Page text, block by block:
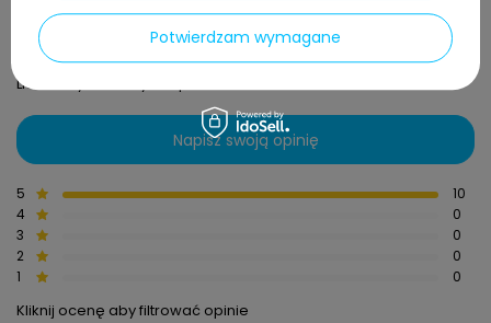
5.00
Liczba wystawionych opinii: 10
Napisz swoją opinię
5
10
4
0
3
0
2
0
1
0
Kliknij ocenę aby filtrować opinie
Potwierdzam wymagane